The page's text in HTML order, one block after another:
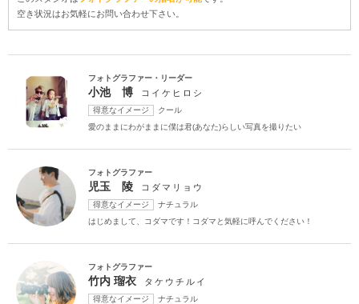
オプション
こだわりポイント
チャペルでの撮影 夜景での撮影
空き状況はお気軽にお問い合わせ下さい。
フォトグラファー・リーダー
小池 博 コイケヒロシ
得意なイメージ
クール
愛のままにわがままに僕は君(あなた)らしい写真を撮りたい
フォトグラファー
児玉 陵 コダマリョウ
得意なイメージ
ナチュラル
はじめまして、コダマです！コダマと気軽に呼んでください！
フォトグラファー
竹内 瑠衣 タケウチルイ
得意なイメージ
ナチュラル